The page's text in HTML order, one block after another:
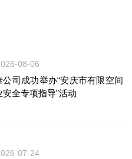
08-06
公司成功举办“安庆市有限空间
安全专项指导”活动
07-24
交